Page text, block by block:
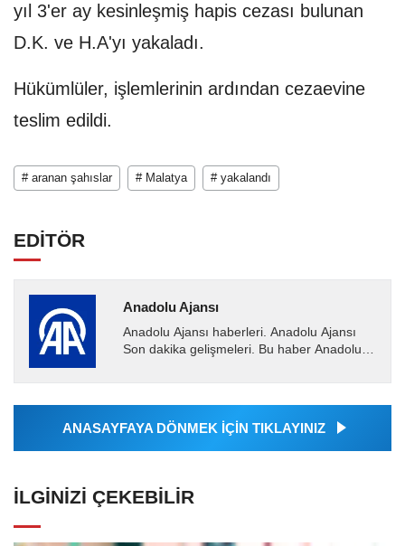
yıl 3'er ay kesinleşmiş hapis cezası bulunan
D.K. ve H.A'yı yakaladı.
Hükümlüler, işlemlerinin ardından cezaevine
teslim edildi.
# aranan şahıslar # Malatya # yakalandı
EDİTÖR
Anadolu Ajansı
Anadolu Ajansı haberleri. Anadolu Ajansı
Son dakika gelişmeleri. Bu haber Anadolu
Ajansı tarafından...
ANASAYFAYA DÖNMEK İÇİN TIKLAYINIZ
İLGINIZI ÇEKEBILIR